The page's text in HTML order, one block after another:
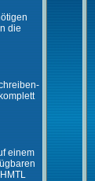
die
einem